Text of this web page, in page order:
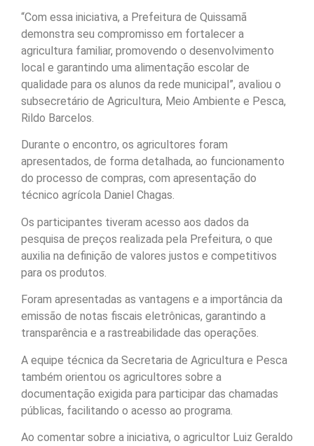
“Com essa iniciativa, a Prefeitura de Quissamã
demonstra seu compromisso em fortalecer a
agricultura familiar, promovendo o desenvolvimento
local e garantindo uma alimentação escolar de
qualidade para os alunos da rede municipal”, avaliou o
subsecretário de Agricultura, Meio Ambiente e Pesca,
Rildo Barcelos.
Durante o encontro, os agricultores foram
apresentados, de forma detalhada, ao funcionamento
do processo de compras, com apresentação do
técnico agrícola Daniel Chagas.
Os participantes tiveram acesso aos dados da
pesquisa de preços realizada pela Prefeitura, o que
auxilia na definição de valores justos e competitivos
para os produtos.
Foram apresentadas as vantagens e a importância da
emissão de notas fiscais eletrônicas, garantindo a
transparência e a rastreabilidade das operações.
A equipe técnica da Secretaria de Agricultura e Pesca
também orientou os agricultores sobre a
documentação exigida para participar das chamadas
públicas, facilitando o acesso ao programa.
Ao comentar sobre a iniciativa, o agricultor Luiz Geraldo